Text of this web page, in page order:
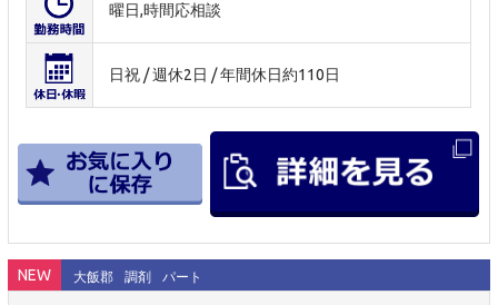
曜日,時間応相談
日祝 / 週休2日 / 年間休日約110日
NEW 大飯郡 調剤 パート